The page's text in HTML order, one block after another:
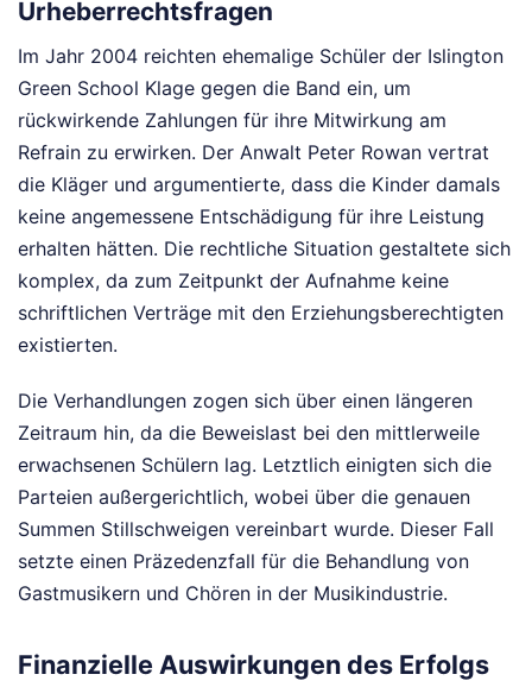
Urheberrechtsfragen
Im Jahr 2004 reichten ehemalige Schüler der Islington
Green School Klage gegen die Band ein, um
rückwirkende Zahlungen für ihre Mitwirkung am
Refrain zu erwirken. Der Anwalt Peter Rowan vertrat
die Kläger und argumentierte, dass die Kinder damals
keine angemessene Entschädigung für ihre Leistung
erhalten hätten. Die rechtliche Situation gestaltete sich
komplex, da zum Zeitpunkt der Aufnahme keine
schriftlichen Verträge mit den Erziehungsberechtigten
existierten.
Die Verhandlungen zogen sich über einen längeren
Zeitraum hin, da die Beweislast bei den mittlerweile
erwachsenen Schülern lag. Letztlich einigten sich die
Parteien außergerichtlich, wobei über die genauen
Summen Stillschweigen vereinbart wurde. Dieser Fall
setzte einen Präzedenzfall für die Behandlung von
Gastmusikern und Chören in der Musikindustrie.
Finanzielle Auswirkungen des Erfolgs